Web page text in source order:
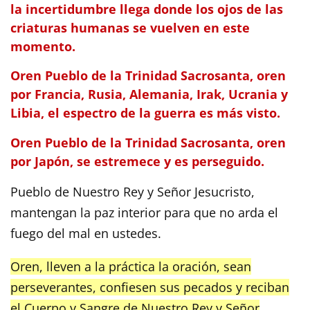
la incertidumbre llega donde los ojos de las
criaturas humanas se vuelven en este
momento.
Oren Pueblo de la Trinidad Sacrosanta, oren
por Francia, Rusia, Alemania, Irak, Ucrania y
Libia, el espectro de la guerra es más visto.
Oren Pueblo de la Trinidad Sacrosanta, oren
por Japón, se estremece y es perseguido.
Pueblo de Nuestro Rey y Señor Jesucristo,
mantengan la paz interior para que no arda el
fuego del mal en ustedes.
Oren, lleven a la práctica la oración, sean
perseverantes, confiesen sus pecados y reciban